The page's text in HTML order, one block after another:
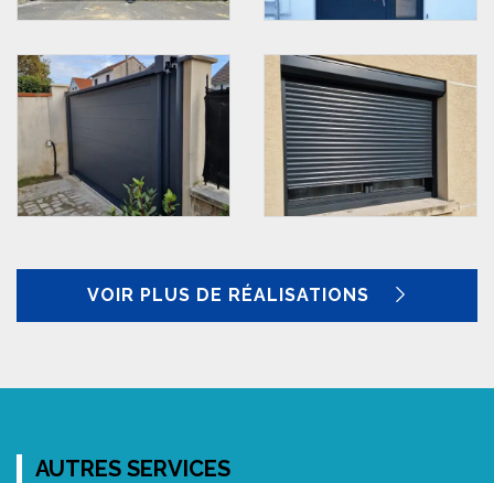
VOIR PLUS DE RÉALISATIONS
AUTRES SERVICES